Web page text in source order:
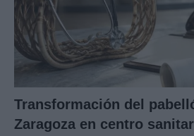
Transformación del
Zaragoza en centro